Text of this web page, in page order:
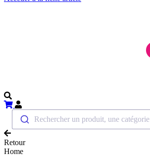
Rechercher un produit, une catégorie
Retour
Home